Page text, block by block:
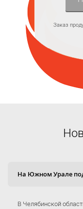
Заказ
На Южном Урале
В Челябинской